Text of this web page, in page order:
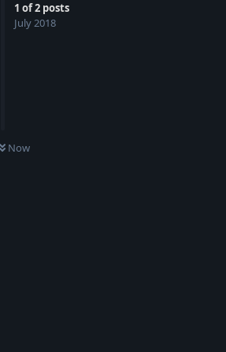
1 of2 posts
July 2018
Now